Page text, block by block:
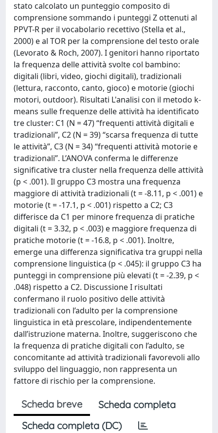
stato calcolato un punteggio composito di
comprensione sommando i punteggi Z ottenuti al
PPVT-R per il vocabolario recettivo (Stella et al.,
2000) e al TOR per la comprensione del testo orale
(Levorato & Roch, 2007). I genitori hanno riportato
la frequenza delle attività svolte col bambino:
digitali (libri, video, giochi digitali), tradizionali
(lettura, racconto, canto, gioco) e motorie (giochi
motori, outdoor). Risultati L'analisi con il metodo k-
means sulle frequenze delle attività ha identificato
tre cluster: C1 (N = 47) “frequenti attività digitali e
tradizionali”, C2 (N = 39) “scarsa frequenza di tutte
le attività”, C3 (N = 34) “frequenti attività motorie e
tradizionali”. L’ANOVA conferma le differenze
significative tra cluster nella frequenza delle attività
(p < .001). Il gruppo C3 mostra una frequenza
maggiore di attività tradizionali (t = -8.11, p < .001) e
motorie (t = -17.1, p < .001) rispetto a C2; C3
differisce da C1 per minore frequenza di pratiche
digitali (t = 3.32, p < .003) e maggiore frequenza di
pratiche motorie (t = -16.8, p < .001). Inoltre,
emerge una differenza significativa tra gruppi nella
comprensione linguistica (p < .045): il gruppo C3 ha
punteggi in comprensione più elevati (t = -2.39, p <
.048) rispetto a C2. Discussione I risultati
confermano il ruolo positivo delle attività
tradizionali con l’adulto per la comprensione
linguistica in età prescolare, indipendentemente
dall’istruzione materna. Inoltre, suggeriscono che
la frequenza di pratiche digitali con l’adulto, se
concomitante ad attività tradizionali favorevoli allo
sviluppo del linguaggio, non rappresenta un
fattore di rischio per la comprensione.
Scheda breve
Scheda completa
Scheda completa (DC)